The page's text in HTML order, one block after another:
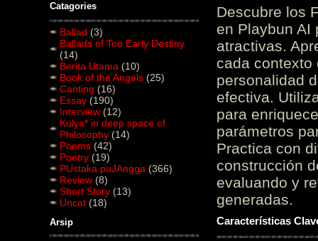
Catagories
Ballad (3)
Ballads of Too Early Destiny
(14)
Berita Utama (10)
Book of the Angels (25)
Canting (16)
Essay (190)
Interview (12)
Kulya* in deep space of
Philosophy (14)
Poems (42)
Poetry (19)
PUstaka puJAngga (366)
Review (8)
Short Story (13)
Uncat (18)
Arsip
Descubre los
en Playbun AI
atractivas.
cada contexto
personalidad
efectiva.
para
parámetros
Practica con
construcción
evaluando y
generadas.
Características